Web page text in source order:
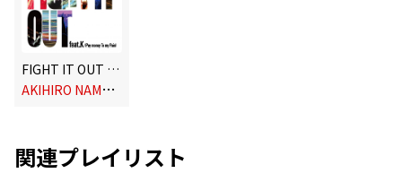
FIGHT IT OUT feat. K(Pay money To my Pain) / F.A.T.E.
A
KIHIRO NAMBA (Hi-STANDARD / NAMBA69) × TAKESHI UEDA (AA=)
関連プレイリスト